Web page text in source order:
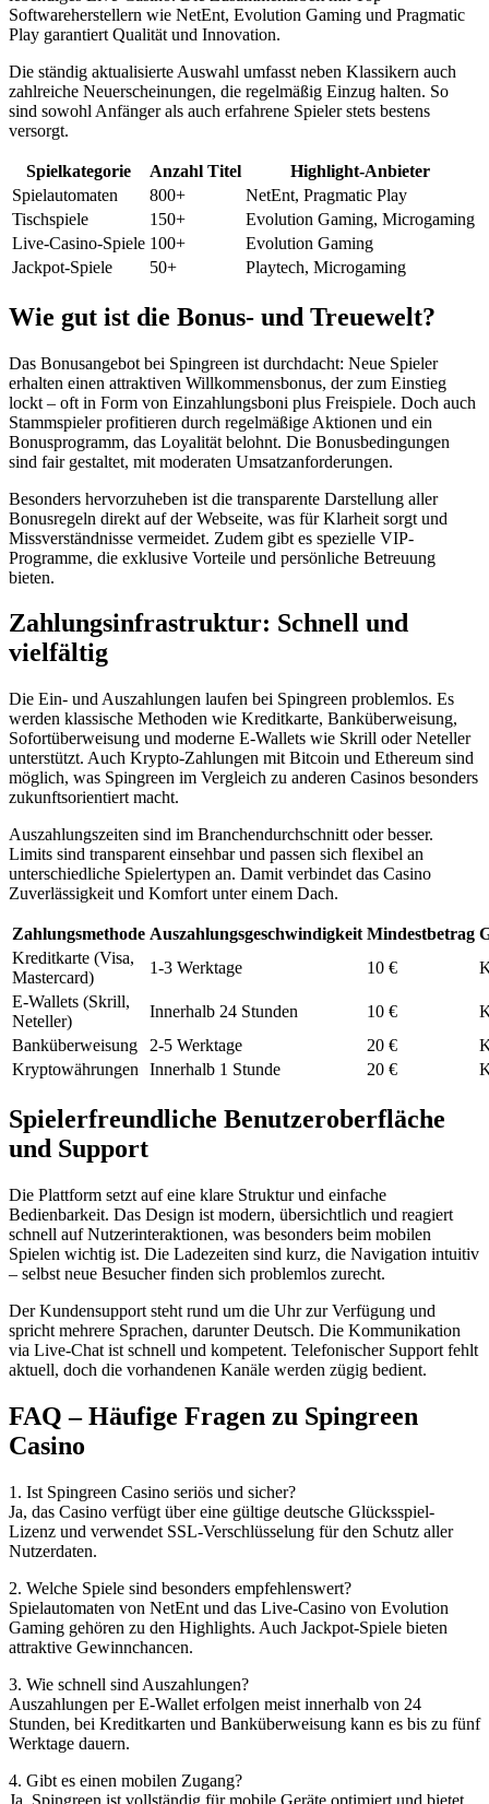
Softwareherstellern wie NetEnt, Evolution Gaming und Pragmatic
Play garantiert Qualität und Innovation.
Die ständig aktualisierte Auswahl umfasst neben Klassikern auch
zahlreiche Neuerscheinungen, die regelmäßig Einzug halten. So
sind sowohl Anfänger als auch erfahrene Spieler stets bestens
versorgt.
Spielkategorie Anzahl Titel
Highlight-Anbieter
Spielautomaten
800+
NetEnt, Pragmatic Play
Tischspiele
150+
Evolution Gaming, Microgaming
Live-Casino-Spiele 100+
Evolution Gaming
Jackpot-Spiele
50+ Playtech, Microgaming
Wie gut ist die Bonus- und Treuewelt?
Das Bonusangebot bei Spingreen ist durchdacht: Neue Spieler
erhalten einen attraktiven Willkommensbonus, der zum Einstieg
lockt – oft in Form von Einzahlungsboni plus Freispiele. Doch auch
Stammspieler profitieren durch regelmäßige Aktionen und ein
Bonusprogramm, das Loyalität belohnt. Die Bonusbedingungen
sind fair gestaltet, mit moderaten Umsatzanforderungen.
Besonders hervorzuheben ist die transparente Darstellung aller
Bonusregeln direkt auf der Webseite, was für Klarheit sorgt und
Missverständnisse vermeidet. Zudem gibt es spezielle VIP-
Programme, die exklusive Vorteile und persönliche Betreuung
bieten.
Zahlungsinfrastruktur: Schnell und
vielfältig
Die Ein- und Auszahlungen laufen bei Spingreen problemlos. Es
werden klassische Methoden wie Kreditkarte, Banküberweisung,
Sofortüberweisung und moderne E-Wallets wie Skrill oder Neteller
unterstützt. Auch Krypto-Zahlungen mit Bitcoin und Ethereum sind
möglich, was Spingreen im Vergleich zu anderen Casinos besonders
zukunftsorientiert macht.
Auszahlungszeiten sind im Branchendurchschnitt oder besser.
Limits sind transparent einsehbar und passen sich flexibel an
unterschiedliche Spielertypen an. Damit verbindet das Casino
Zuverlässigkeit und Komfort unter einem Dach.
Zahlungsmethode Auszahlungsgeschwindigkeit Mindestbetrag
Kreditkarte (Visa,
Mastercard)
1-3 Werktage 10 €
E-Wallets (Skrill,
Neteller)
Innerhalb 24 Stunden 10 €
Banküberweisung
2-5 Werktage 20 €
Kryptowährungen
Innerhalb 1 Stunde 20 €
Spielerfreundliche Benutzeroberfläche
und Support
Die Plattform setzt auf eine klare Struktur und einfache
Bedienbarkeit. Das Design ist modern, übersichtlich und reagiert
schnell auf Nutzerinteraktionen, was besonders beim mobilen
Spielen wichtig ist. Die Ladezeiten sind kurz, die Navigation intuitiv
– selbst neue Besucher finden sich problemlos zurecht.
Der Kundensupport steht rund um die Uhr zur Verfügung und
spricht mehrere Sprachen, darunter Deutsch. Die Kommunikation
via Live-Chat ist schnell und kompetent. Telefonischer Support fehlt
aktuell, doch die vorhandenen Kanäle werden zügig bedient.
FAQ – Häufige Fragen zu Spingreen
Casino
1. Ist Spingreen Casino seriös und sicher?
Ja, das Casino verfügt über eine gültige deutsche Glücksspiel-
Lizenz und verwendet SSL-Verschlüsselung für den Schutz aller
Nutzerdaten.
2. Welche Spiele sind besonders empfehlenswert?
Spielautomaten von NetEnt und das Live-Casino von Evolution
Gaming gehören zu den Highlights. Auch Jackpot-Spiele bieten
attraktive Gewinnchancen.
3. Wie schnell sind Auszahlungen?
Auszahlungen per E-Wallet erfolgen meist innerhalb von 24
Stunden, bei Kreditkarten und Banküberweisung kann es bis zu fünf
Werktage dauern.
4. Gibt es einen mobilen Zugang?
Ja, Spingreen ist vollständig für mobile Geräte optimiert und bietet